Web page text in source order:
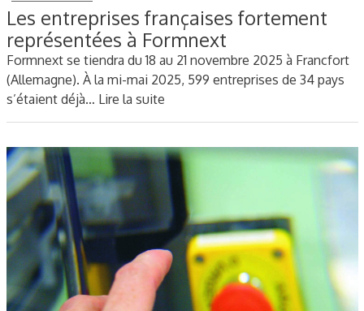
Les entreprises françaises fortement
représentées à Formnext
Formnext se tiendra du 18 au 21 novembre 2025 à Francfort
(Allemagne). À la mi-mai 2025, 599 entreprises de 34 pays
s’étaient déjà… Lire la suite